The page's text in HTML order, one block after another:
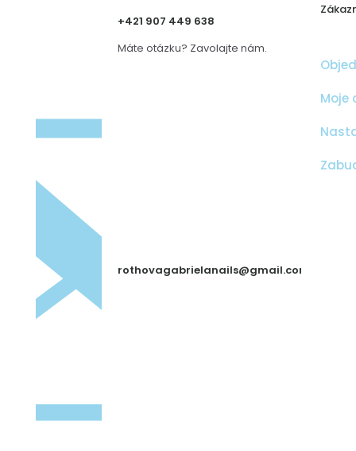
+421 907 449 638
Máte otázku? Zavolajte nám.
rothovagabrielanails@gmail.com
Moje